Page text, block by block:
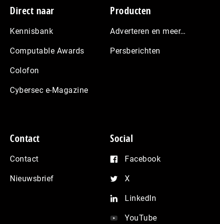
Footer
Direct naar
Kennisbank
Computable Awards
Colofon
Cybersec e-Magazine
Producten
Adverteren en meer…
Persberichten
Contact
Contact
Nieuwsbrief
Social
Facebook
X
LinkedIn
YouTube